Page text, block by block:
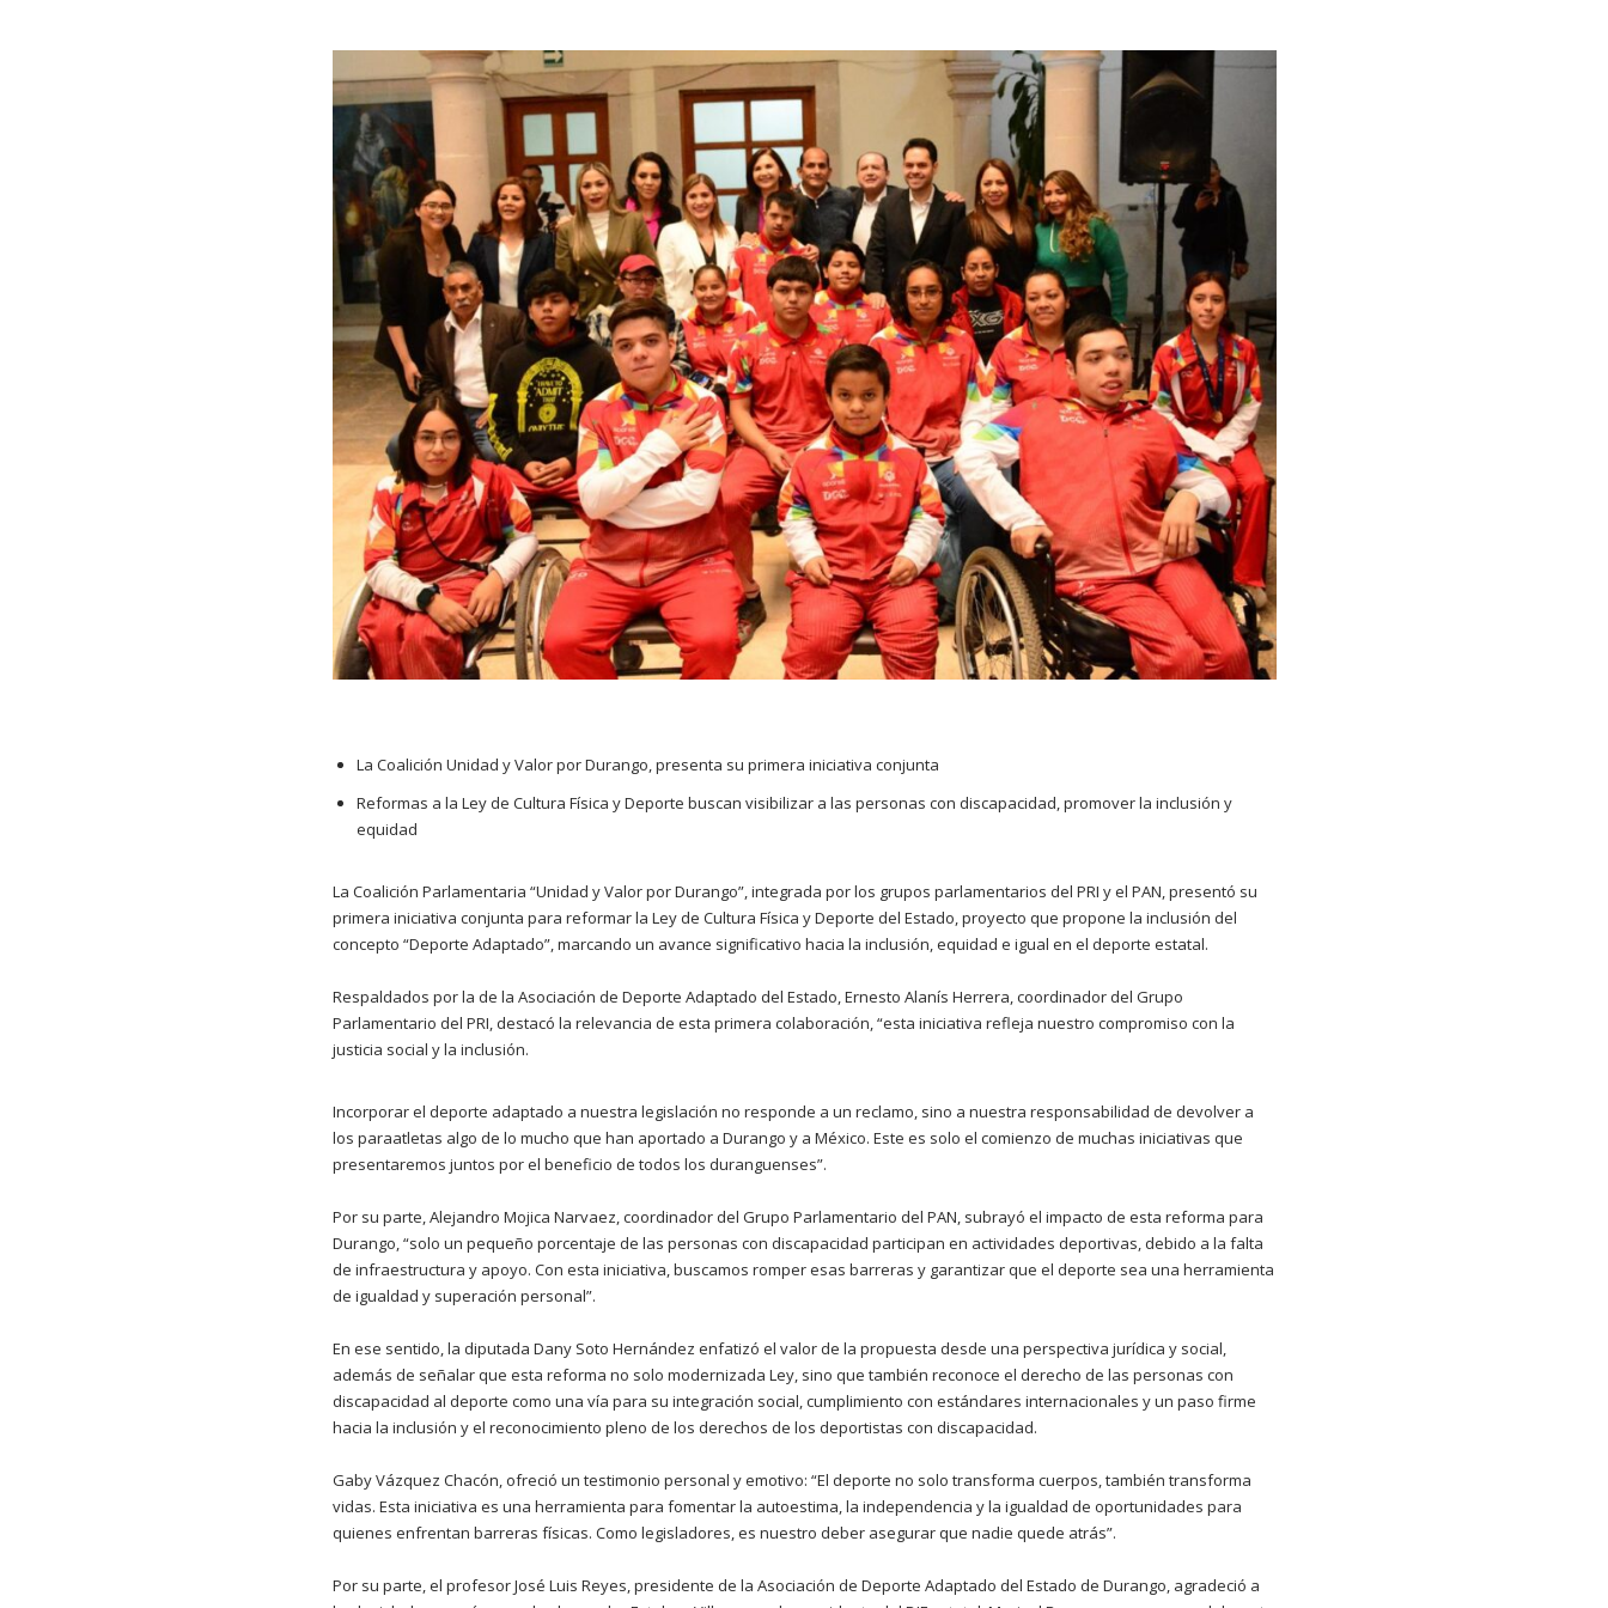
La Coalición Unidad y Valor por Durango, presenta su primera iniciativa conjunta
Reformas a la Ley de Cultura Física y Deporte buscan visibilizar a las personas con discapacidad, promover la inclusión y
equidad
La Coalición Parlamentaria “Unidad y Valor por Durango”, integrada por los grupos parlamentarios del PRI y el PAN, presentó su
primera iniciativa conjunta para reformar la Ley de Cultura Física y Deporte del Estado, proyecto que propone la inclusión del
concepto “Deporte Adaptado”, marcando un avance significativo hacia la inclusión, equidad e igual en el deporte estatal.
Respaldados por la de la Asociación de Deporte Adaptado del Estado, Ernesto Alanís Herrera, coordinador del Grupo
Parlamentario del PRI, destacó la relevancia de esta primera colaboración, “esta iniciativa refleja nuestro compromiso con la
justicia social y la inclusión.
Incorporar el deporte adaptado a nuestra legislación no responde a un reclamo, sino a nuestra responsabilidad de devolver a
los paraatletas algo de lo mucho que han aportado a Durango y a México. Este es solo el comienzo de muchas iniciativas que
presentaremos juntos por el beneficio de todos los duranguenses”.
Por su parte, Alejandro Mojica Narvaez, coordinador del Grupo Parlamentario del PAN, subrayó el impacto de esta reforma para
Durango, “solo un pequeño porcentaje de las personas con discapacidad participan en actividades deportivas, debido a la falta
de infraestructura y apoyo. Con esta iniciativa, buscamos romper esas barreras y garantizar que el deporte sea una herramienta
de igualdad y superación personal”.
En ese sentido, la diputada Dany Soto Hernández enfatizó el valor de la propuesta desde una perspectiva jurídica y social,
además de señalar que esta reforma no solo modernizada Ley, sino que también reconoce el derecho de las personas con
discapacidad al deporte como una vía para su integración social, cumplimiento con estándares internacionales y un paso firme
hacia la inclusión y el reconocimiento pleno de los derechos de los deportistas con discapacidad.
Gaby Vázquez Chacón, ofreció un testimonio personal y emotivo: “El deporte no solo transforma cuerpos, también transforma
vidas. Esta iniciativa es una herramienta para fomentar la autoestima, la independencia y la igualdad de oportunidades para
quienes enfrentan barreras físicas. Como legisladores, es nuestro deber asegurar que nadie quede atrás”.
Por su parte, el profesor José Luis Reyes, presidente de la Asociación de Deporte Adaptado del Estado de Durango, agradeció a